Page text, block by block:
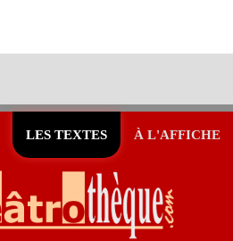
LES TEXTES À L'AFFICHE